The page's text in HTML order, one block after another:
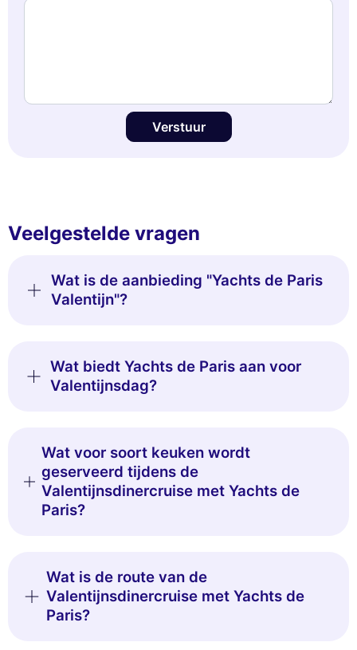
Verstuur
Veelgestelde vragen
Wat is de aanbieding "Yachts de Paris
Valentijn"?
Wat biedt Yachts de Paris aan voor
Valentijnsdag?
Wat voor soort keuken wordt
geserveerd tijdens de
Valentijnsdinercruise met Yachts de
Paris?
Wat is de route van de
Valentijnsdinercruise met Yachts de
Paris?